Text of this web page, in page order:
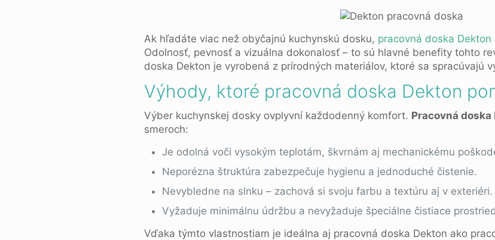
Ak hľadáte viac než obyčajnú kuchynskú dosku, pracovná doska Dekton
Odolnosť, pevnosť a vizuálna dokonalosť – to sú hlavné benefity tohto
doska Dekton je vyrobená z prírodných materiálov, ktoré sa spracúvajú
Výhody, ktoré pracovná doska Dekton
Výber kuchynskej dosky ovplyvní každodenný komfort. Pracovná doska
smeroch:
Je odolná voči vysokým teplotám, škvrnám aj mechanickému
Neporézna štruktúra zabezpečuje hygienu a jednoduché čistenie.
Nevybledne na slnku – zachová si svoju farbu a textúru aj v exteriéri.
Vyžaduje minimálnu údržbu a nevyžaduje špeciálne čistiace
Vďaka týmto vlastnostiam je ideálna aj pracovná doska Dekton ako